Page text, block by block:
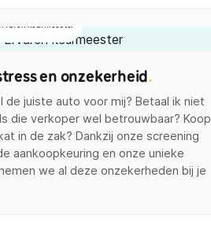
keurmeester
en onzekerheid.
de juiste auto voor mij? Betaal ik niet
die verkoper wel betrouwbaar? Koop
in de zak? Dankzij onze screening
aankoopkeuring en onze unieke
we al deze onzekerheden bij je